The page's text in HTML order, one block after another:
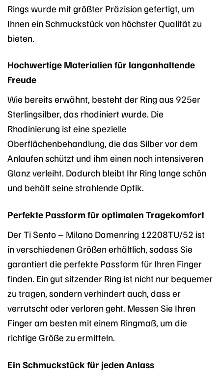
Rings wurde mit größter Präzision gefertigt, um
Ihnen ein Schmuckstück von höchster Qualität zu
bieten.
Hochwertige Materialien für langanhaltende
Freude
Wie bereits erwähnt, besteht der Ring aus 925er
Sterlingsilber, das rhodiniert wurde. Die
Rhodinierung ist eine spezielle
Oberflächenbehandlung, die das Silber vor dem
Anlaufen schützt und ihm einen noch intensiveren
Glanz verleiht. Dadurch bleibt Ihr Ring lange schön
und behält seine strahlende Optik.
Perfekte Passform für optimalen Tragekomfort
Der Ti Sento – Milano Damenring 12208TU/52 ist
in verschiedenen Größen erhältlich, sodass Sie
garantiert die perfekte Passform für Ihren Finger
finden. Ein gut sitzender Ring ist nicht nur bequemer
zu tragen, sondern verhindert auch, dass er
verrutscht oder verloren geht. Messen Sie Ihren
Finger am besten mit einem Ringmaß, um die
richtige Größe zu ermitteln.
Ein Schmuckstück für jeden Anlass